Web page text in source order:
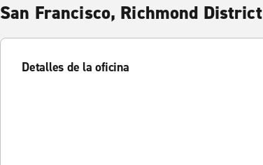
San Francisco, Richmond District
Detalles de la oficina